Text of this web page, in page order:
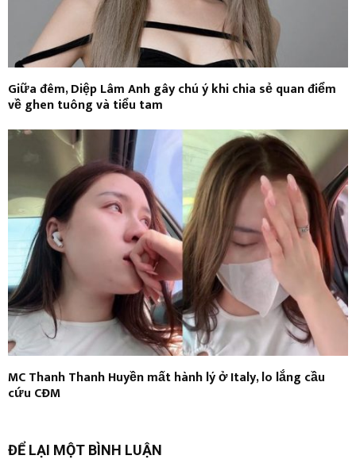
Giữa đêm, Diệp Lâm Anh gây chú ý khi chia sẻ quan điểm
về ghen tuông và tiểu tam
MC Thanh Thanh Huyền mất hành lý ở Italy, lo lắng cầu
cứu CĐM
ĐỂ LẠI MỘT BÌNH LUẬN